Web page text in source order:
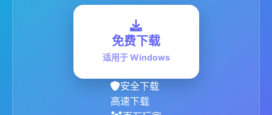
免费下载
适用于 Windows
安全下载
高速下载